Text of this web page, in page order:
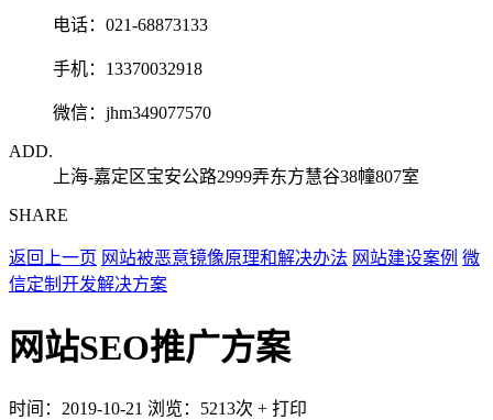
电话：021-68873133
手机：13370032918
微信：jhm349077570
ADD.
上海-嘉定区宝安公路2999弄东方慧谷38幢807室
SHARE
返回上一页 网站被恶意镜像原理和解决办法 网站建设案例 微
信定制开发解决方案
网站SEO推广方案
时间：2019-10-21 浏览：5213次 + 打印